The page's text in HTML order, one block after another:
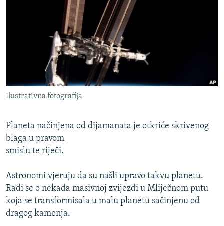
SPECIJALI RSE
VIŠE OD NASLOVA
GENOCID U SREBRENICI
POPLAVE I KLIZIŠTA U BIH 2024.
POST SCRIPTUM
MOJA EVROPA
TRI DECENIJE OD RATA U BIH
SVE KARTE DEJTONA
NASTANAK I RASPAD JUGOSLAVIJE
PRATITE NAS
Sve RFE/RL stranice
Ilustrativna fotografija
Planeta načinjena od dijamanata je otkriće skrivenog
blaga u pravom
smislu te riječi.
Astronomi vjeruju da su našli upravo takvu planetu.
Radi se o nekada masivnoj zvijezdi u Mliječnom putu
koja se transformisala u malu planetu sačinjenu od
dragog kamenja.